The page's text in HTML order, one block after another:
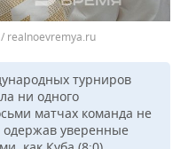
realnoevremya.ru
турниров
ни одного
матчах команда не
одержав уверенные